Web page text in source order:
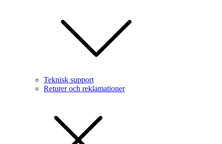
Teknisk support
Returer och reklamationer